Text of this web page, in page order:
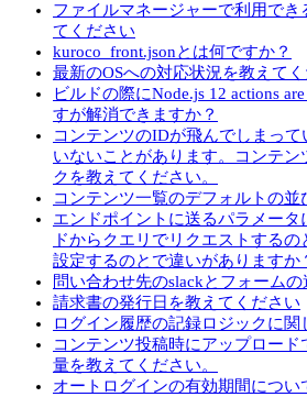
ファイルマネージャーで利用でき
てください
kuroco_front.jsonとは何ですか？
最新のOSへの対応状況を教えて
ビルドの際にNode.js 12 actions
すが解消できますか？
コンテンツのIDが飛んでしまっ
いないことがあります。コンテ
クを教えてください。
コンテンツ一覧のデフォルトの並
エンドポイントに送るパラメー
ドからクエリでリクエストする
設定するのとで違いがありますか
問い合わせ先のslackとフォーム
請求書の発行日を教えてください
ログイン履歴の記録ロジックに関
コンテンツ投稿時にアップロー
量を教えてください。
オートログインの有効期間につい